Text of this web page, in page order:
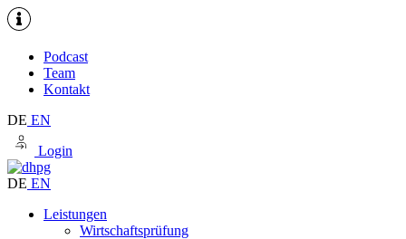
Podcast
Team
Kontakt
DE EN
Login
DE EN
Leistungen
Wirtschaftsprüfung